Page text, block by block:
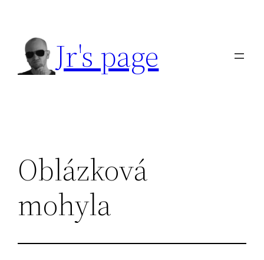
obsah
Jr's page
Oblázková
mohyla